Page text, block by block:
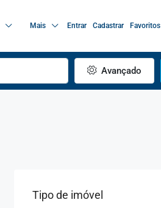
Mais Entrar Cadastrar Favoritos
Avançado
Tipo de imóvel